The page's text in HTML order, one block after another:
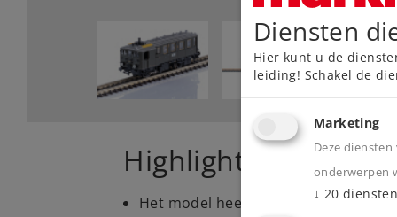
Highlights
Het model heeft een metalen
Diensten
Hier kunt u de
leiding! Schakel de
Marketing
Deze
onderwerpen
↓ 20 diensten